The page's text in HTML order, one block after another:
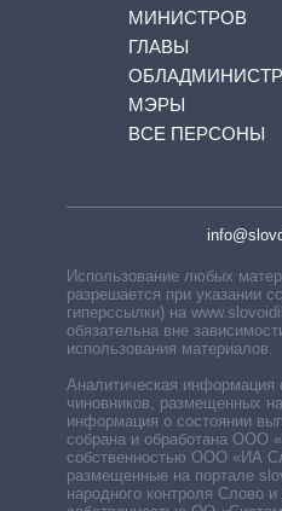
МИНИСТРОВ
ГЛАВЫ
МЭРЫ
ВСЕ ПЕРСОНЫ
Использование любых
разрешается при указании
гиперссылки) на
обязательна вне
использования материалов.
Аналитическая информация
чиновников, размещенных
информация о состоянии
собрана и обработана ООО
собственностью ООО «ИА
размещенные на портале
народного контроля Слово